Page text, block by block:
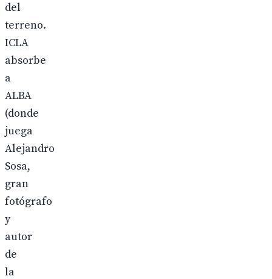
del
terreno.
ICLA
absorbe
a
ALBA
(donde
juega
Alejandro
Sosa,
gran
fotógrafo
y
autor
de
la